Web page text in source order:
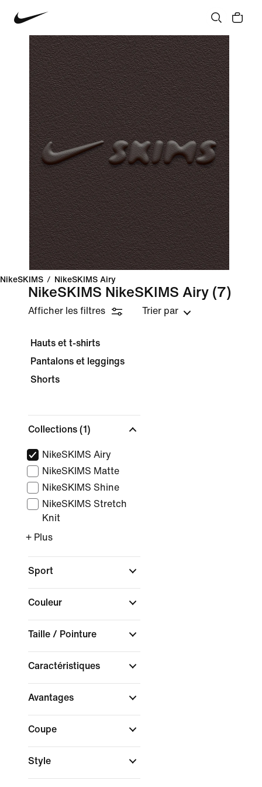
NikeSKIMS / NikeSKIMS Airy
NikeSKIMS NikeSKIMS Airy (7)
Afficher les filtres Trier par
Hauts et t-shirts
Pantalons et leggings
Shorts
Collections (1)
NikeSKIMS Airy
NikeSKIMS Matte
NikeSKIMS Shine
NikeSKIMS Stretch
Knit
+ Plus
Sport
Couleur
Taille / Pointure
Caractéristiques
Avantages
Coupe
Style